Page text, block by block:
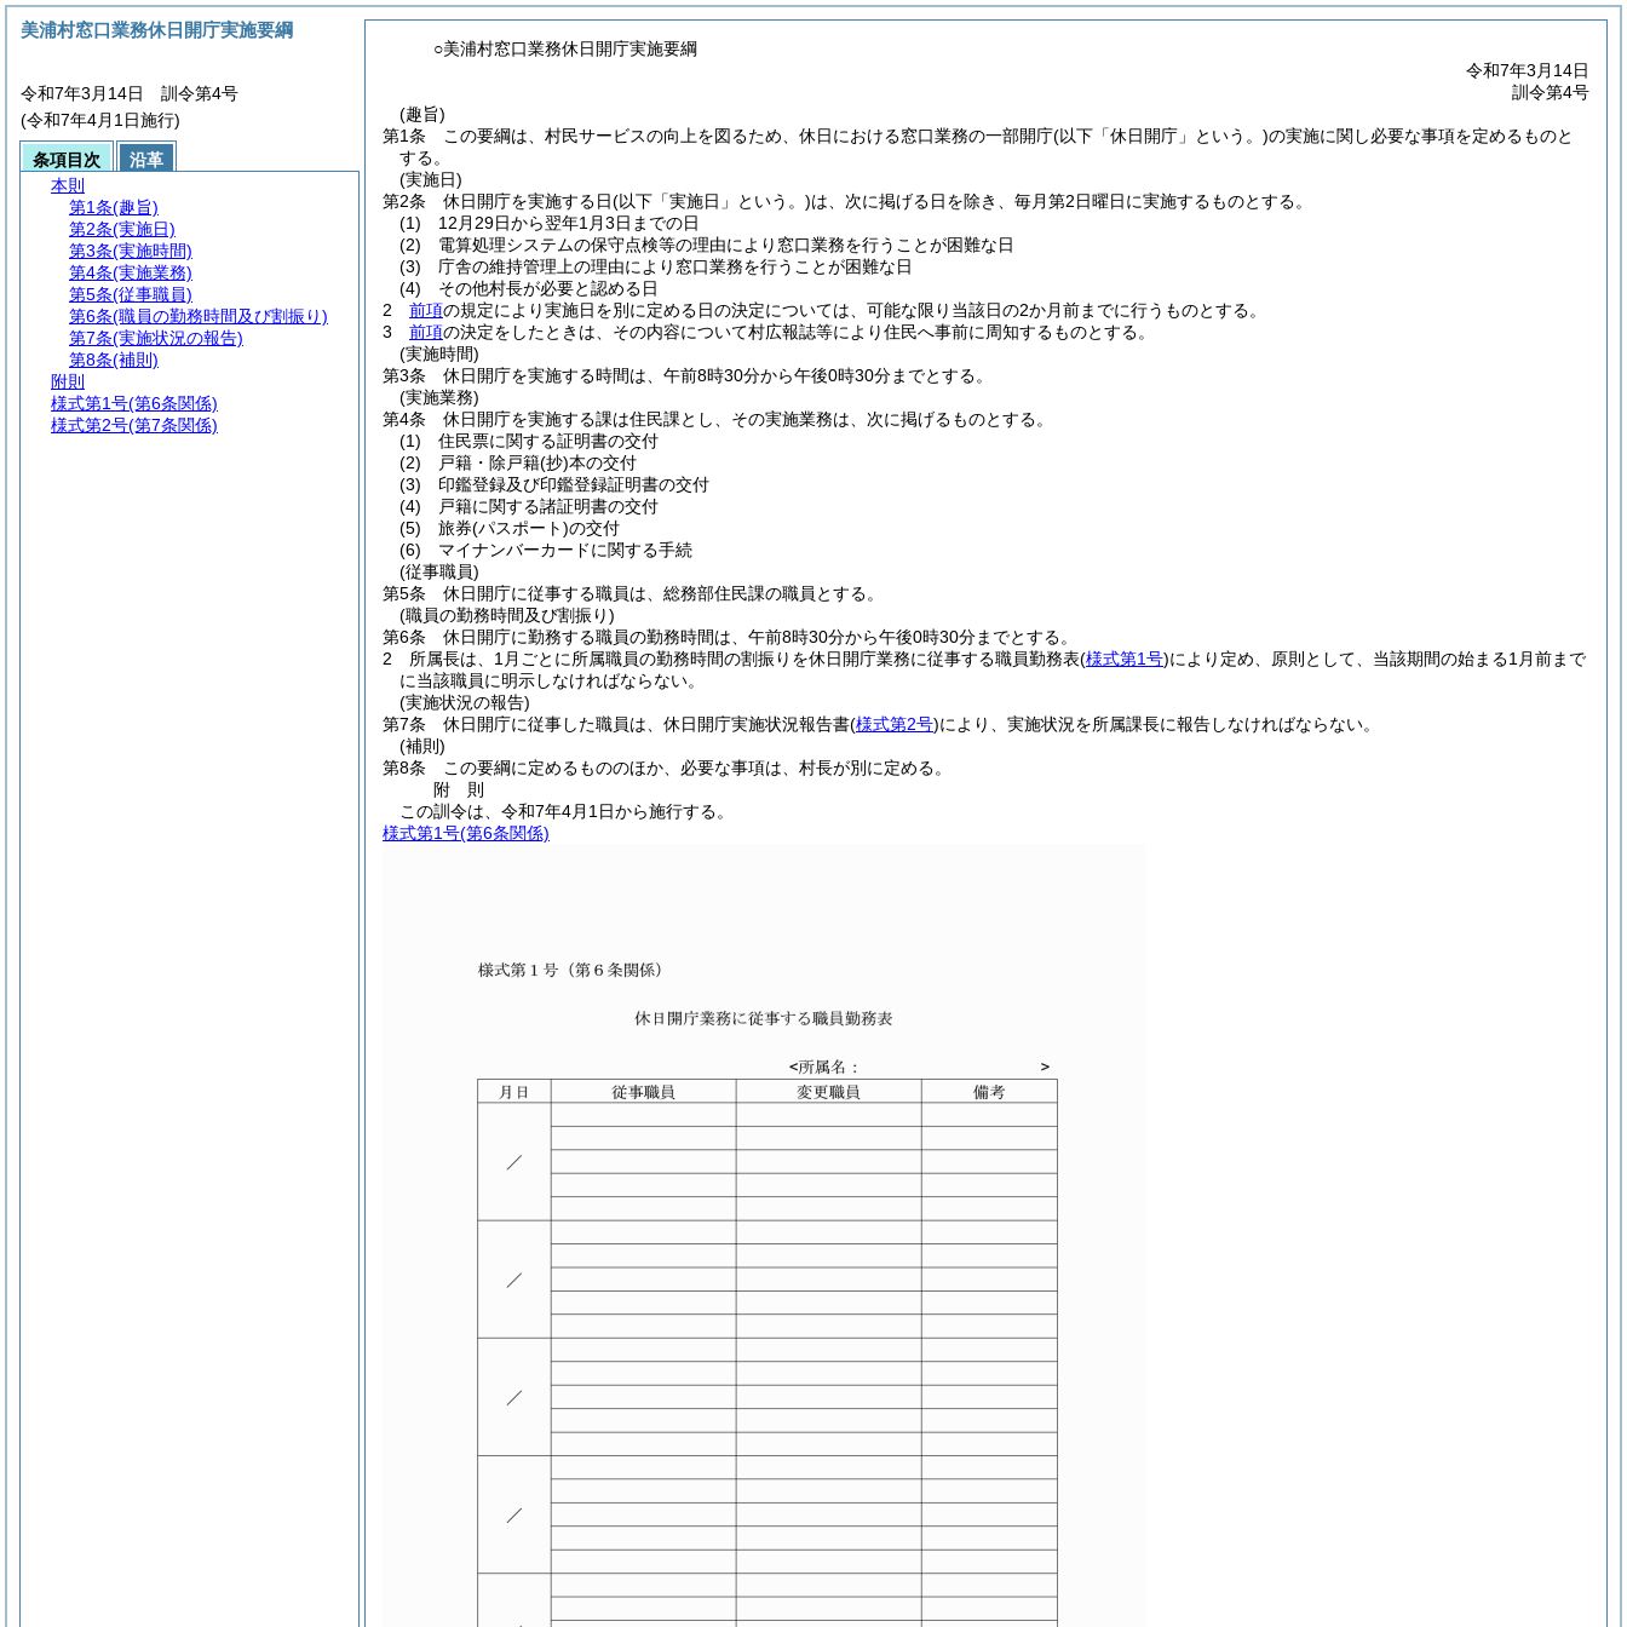
○美浦村窓口業務休日開庁実施要綱
令和7年3月14日
訓令第4号
(趣旨)
第1条
この要綱は、村民サービスの向上を図るため、休日における窓口業務の一部開庁(以下「休日開庁」という。)の実施に関し必要な事項を定めるものと
する。
(実施日)
第2条
休日開庁を実施する日(以下「実施日」という。)は、次に掲げる日を除き、毎月第2日曜日に実施するものとする。
(1)
12月29日から翌年1月3日までの日
(2)
電算処理システムの保守点検等の理由により窓口業務を行うことが困難な日
(3)
庁舎の維持管理上の理由により窓口業務を行うことが困難な日
(4)
その他村長が必要と認める日
2
前項の規定により実施日を別に定める日の決定については、可能な限り当該日の2か月前までに行うものとする。
3
前項の決定をしたときは、その内容について村広報誌等により住民へ事前に周知するものとする。
(実施時間)
第3条
休日開庁を実施する時間は、午前8時30分から午後0時30分までとする。
(実施業務)
第4条
休日開庁を実施する課は住民課とし、その実施業務は、次に掲げるものとする。
(1)
住民票に関する証明書の交付
(2)
戸籍・除戸籍(抄)本の交付
(3)
印鑑登録及び印鑑登録証明書の交付
(4)
戸籍に関する諸証明書の交付
(5)
旅券(パスポート)の交付
(6)
マイナンバーカードに関する手続
(従事職員)
第5条
休日開庁に従事する職員は、総務部住民課の職員とする。
(職員の勤務時間及び割振り)
第6条
休日開庁に勤務する職員の勤務時間は、午前8時30分から午後0時30分までとする。
2
所属長は、1月ごとに所属職員の勤務時間の割振りを休日開庁業務に従事する職員勤務表(様式第1号)により定め、原則として、当該期間の始まる1月前まで
に当該職員に明示しなければならない。
(実施状況の報告)
第7条
休日開庁に従事した職員は、休日開庁実施状況報告書(様式第2号)により、実施状況を所属課長に報告しなければならない。
(補則)
第8条
この要綱に定めるもののほか、必要な事項は、村長が別に定める。
附 則
この訓令は、令和7年4月1日から施行する。
様式第1号(第6条関係)
美浦村窓口業務休日開庁実施要綱
令和7年3月14日 訓令第4号
(令和7年4月1日施行)
条項目次
沿革
本則
第1条(趣旨)
第2条(実施日)
第3条(実施時間)
第4条(実施業務)
第5条(従事職員)
第6条(職員の勤務時間及び割振り)
第7条(実施状況の報告)
第8条(補則)
附則
様式第1号(第6条関係)
様式第2号(第7条関係)